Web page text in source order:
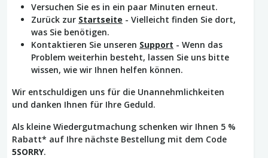
Versuchen Sie es in ein paar Minuten erneut.
Zurück zur Startseite - Vielleicht finden Sie dort,
was Sie benötigen.
Kontaktieren Sie unseren Support - Wenn das
Problem weiterhin besteht, lassen Sie uns bitte
wissen, wie wir Ihnen helfen können.
Wir entschuldigen uns für die Unannehmlichkeiten
und danken Ihnen für Ihre Geduld.
Als kleine Wiedergutmachung schenken wir Ihnen 5 %
Rabatt* auf Ihre nächste Bestellung mit dem Code
5SORRY.